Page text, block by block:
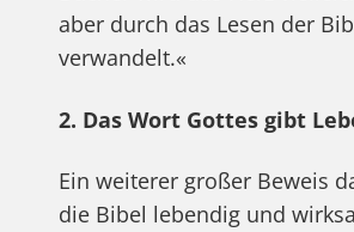
aber durch das Lesen der
verwandelt.«
2. Das Wort Gottes gibt
Ein weiterer großer Beweis
die Bibel lebendig und